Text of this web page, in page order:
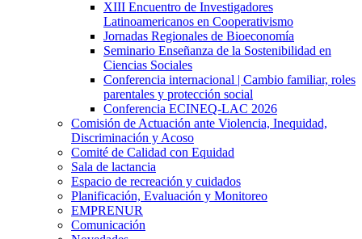
XIII Encuentro de Investigadores
Latinoamericanos en Cooperativismo
Jornadas Regionales de Bioeconomía
Seminario Enseñanza de la Sostenibilidad en
Ciencias Sociales
Conferencia internacional | Cambio familiar, roles
parentales y protección social
Conferencia ECINEQ-LAC 2026
Comisión de Actuación ante Violencia, Inequidad,
Discriminación y Acoso
Comité de Calidad con Equidad
Sala de lactancia
Espacio de recreación y cuidados
Planificación, Evaluación y Monitoreo
EMPRENUR
Comunicación